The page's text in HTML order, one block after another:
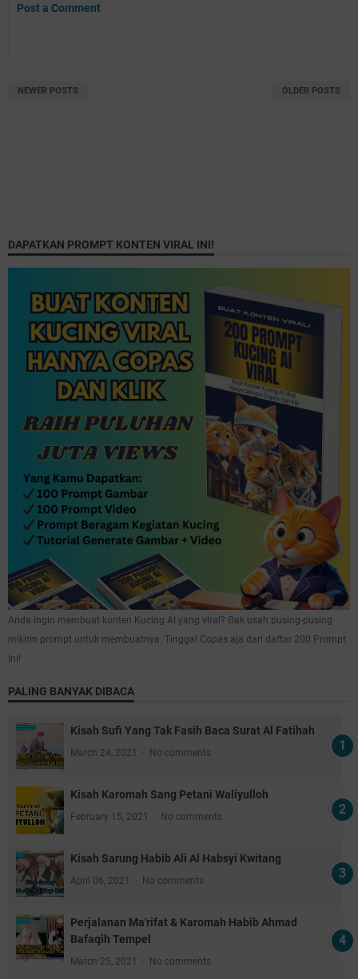
Post a Comment
NEWER POSTS OLDER POSTS
DAPATKAN PROMPT KONTEN VIRAL INI!
Anda ingin membuat konten Kucing AI yang viral? Gak usah pusing-pusing
mikirin prompt untuk membuatnya. Tinggal Copas aja dari daftar 200 Prompt
Ini!
PALING BANYAK DIBACA
Kisah Sufi Yang Tak Fasih Baca Surat Al Fatihah
March 24, 2021 No comments
Kisah Karomah Sang Petani Waliyulloh
February 15, 2021 No comments
Kisah Sarung Habib Ali Al Habsyi Kwitang
April 06, 2021 No comments
Perjalanan Ma'rifat & Karomah Habib Ahmad
Bafaqih Tempel
March 25, 2021 No comments